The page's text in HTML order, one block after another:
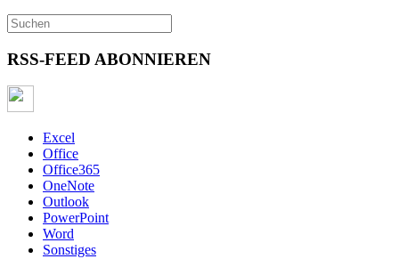
RSS-FEED ABONNIEREN
Excel
Office
Office365
OneNote
Outlook
PowerPoint
Word
Sonstiges